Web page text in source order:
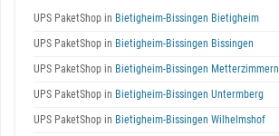
UPS PaketShop in Bietigheim-Bissingen Bietigheim
UPS PaketShop in Bietigheim-Bissingen Bissingen
UPS PaketShop in Bietigheim-Bissingen Metterzimmern
UPS PaketShop in Bietigheim-Bissingen Untermberg
UPS PaketShop in Bietigheim-Bissingen Wilhelmshof